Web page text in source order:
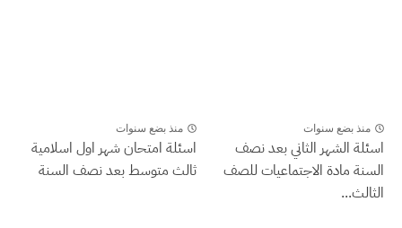
منذ بضع سنوات
اسئلة الشهر الثاني بعد نصف
السنة مادة الاجتماعيات للصف
الثالث...
منذ بضع سنوات
اسئلة امتحان شهر اول اسلامية
ثالث متوسط بعد نصف السنة